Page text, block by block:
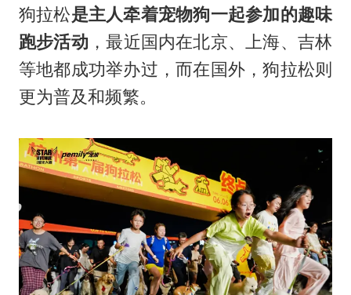
狗拉松是主人牵着宠物狗一起参加的趣味
跑步活动 ‌，最近国内在北京、上海、吉林
等地都成功举办过，而在国外，狗拉松则
更为普及和频繁。